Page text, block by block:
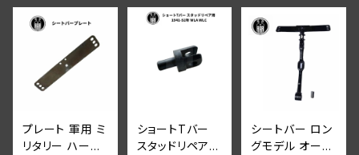
WL G 白メッキ
ーダビッドソン 1
936-74年 EL F
L WL G 全年式
プレート 軍用 ミ
リタリー ハーレ
ショートTバー
スタッドリペア用
シートバー ロン
グモデル オール